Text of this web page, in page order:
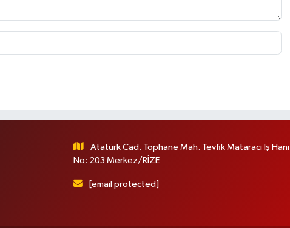
Atatürk Cad. Tophane Mah. Tevfik Mataracı İş Hanı
No: 203 Merkez/RİZE
[email protected]